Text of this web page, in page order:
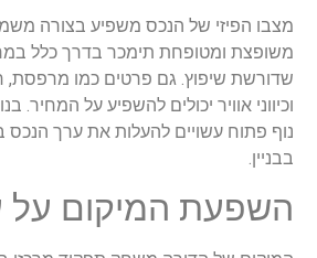
מצבו הפיזי של הנכס משפיע בצורה
משופצת ומטופחת תימכר בדרך כלל
שדורשת שיפוץ. גם פרטים כמו מרפסת,
וכיווני אוויר יכולים להשפיע על המחיר.
נוף פתוח עשויים להעלות את ערך הנכס
בבניין.
השפעת המיקום על